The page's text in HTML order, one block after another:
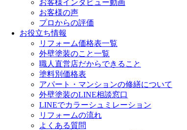
お客様インタビュー動画
お客様の声
プロからの評価
お役立ち情報
リフォーム価格表一覧
外壁塗装のこと一覧
職人直営店だからできること
塗料別価格表
アパート・マンションの修繕について
外壁塗装のLINE相談窓口
LINEでカラーシュミレーション
リフォームの流れ
よくある質問